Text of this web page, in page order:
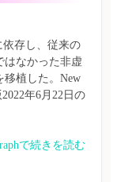
依存し、従来の
はなかった非虚
移植した。New
年6月22日の
で続きを読む